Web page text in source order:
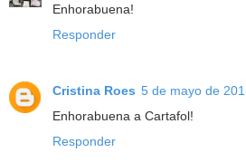
Enhorabuena!
Responder
Cristina Roes 5 de mayo de
Enhorabuena a Cartafol!
Responder